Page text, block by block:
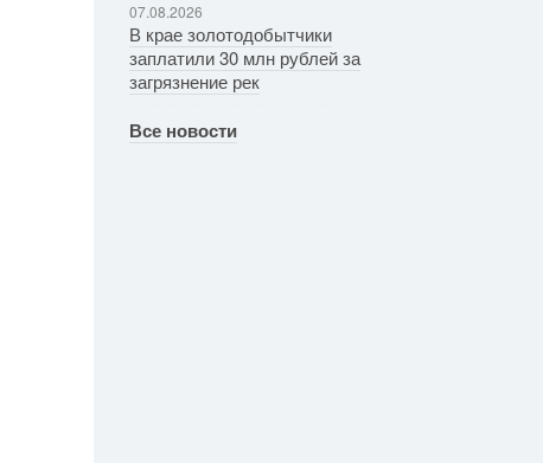
07.08.2026
В крае золотодобытчики
заплатили 30 млн рублей за
загрязнение рек
Все новости